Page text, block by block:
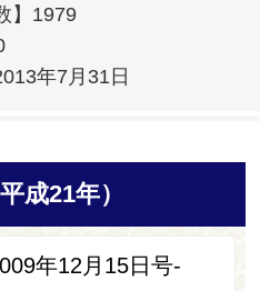
】 1979
年7月31日
成21年）
年12月15日号-